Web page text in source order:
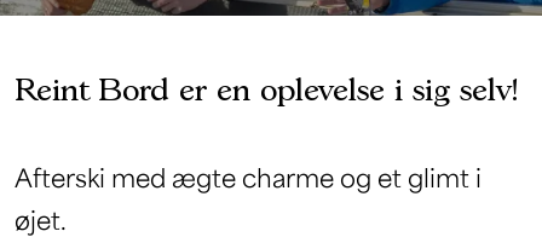
Reint Bord er en oplevelse i sig selv!
Afterski med ægte charme og et glimt i
øjet.